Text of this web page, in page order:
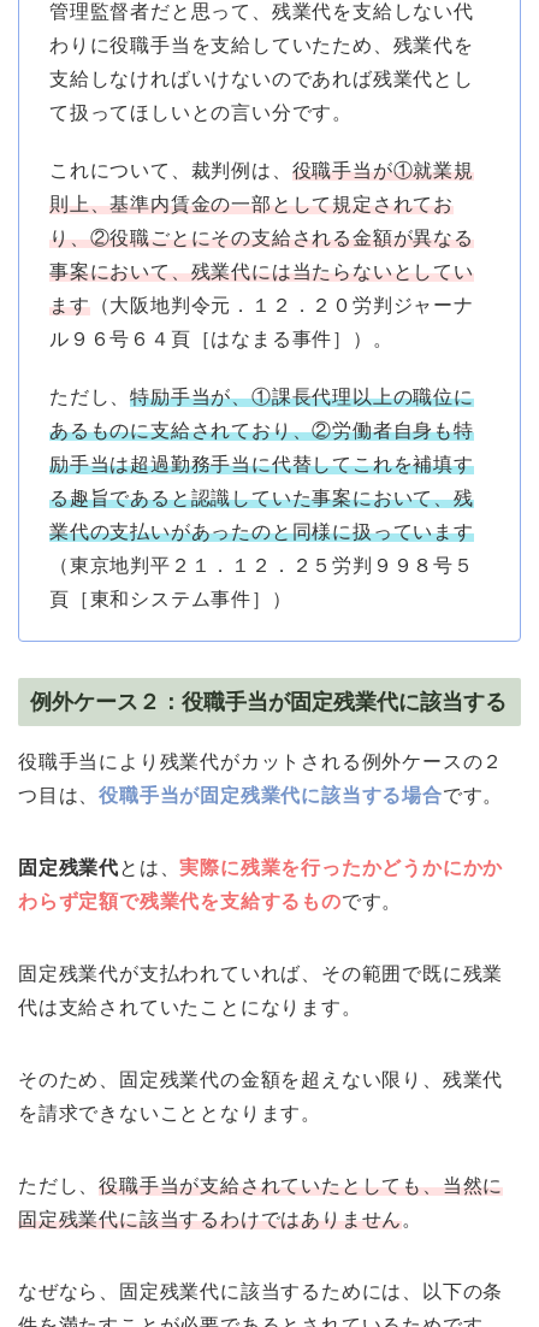
管理監督者だと思って、残業代を支給しない代
わりに役職手当を支給していたため、残業代を
支給しなければいけないのであれば残業代とし
て扱ってほしいとの言い分です。
これについて、裁判例は、 役職手当が①就業規
則上、基準内賃金の一部として規定されてお
り、②役職ごとにその支給される金額が異なる
事案において、残業代には当たらないとしてい
ます（大阪地判令元．１２．２０労判ジャーナ
ル９６号６４頁［はなまる事件］）。
ただし、特励手当が、①課長代理以上の職位に
あるものに支給されており、②労働者自身も特
励手当は超過勤務手当に代替してこれを補填す
る趣旨であると認識していた事案において、残
業代の支払いがあったのと同様に扱っています
（東京地判平２１．１２．２５労判９９８号５
頁［東和システム事件］）
例外ケース２：役職手当が固定残業代に該当する
役職手当により残業代がカットされる例外ケースの２
つ目は、役職手当が固定残業代に該当する場合です。
固定残業代とは、実際に残業を行ったかどうかにかか
わらず定額で残業代を支給するものです。
固定残業代が支払われていれば、その範囲で既に残業
代は支給されていたことになります。
そのため、固定残業代の金額を超えない限り、残業代
を請求できないこととなります。
ただし、役職手当が支給されていたとしても、当然に
固定残業代に該当するわけではありません。
なぜなら、固定残業代に該当するためには、以下の条